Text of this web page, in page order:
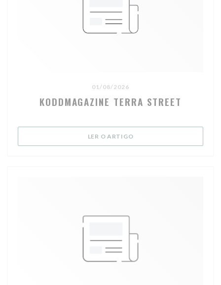
01/08/2026
KODDMAGAZINE TERRA STREET
LER O ARTIGO((ABRE NUMA NOVA